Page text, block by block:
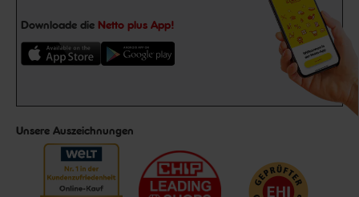
Downloade die Netto plus App!
Unsere Auszeichnungen